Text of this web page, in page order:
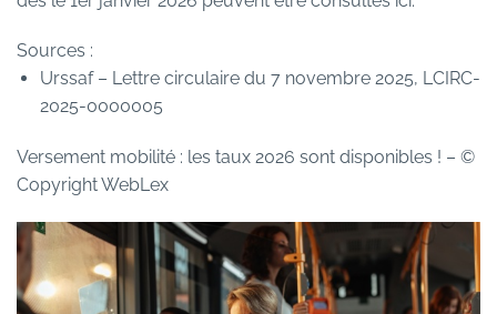
Sources :
Urssaf – Lettre circulaire du 7 novembre 2025, LCIRC-
2025-0000005
Versement mobilité : les taux 2026 sont disponibles ! – ©
Copyright WebLex